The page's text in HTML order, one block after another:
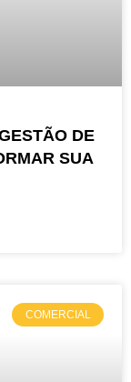
DE
SUA
COMERCIAL